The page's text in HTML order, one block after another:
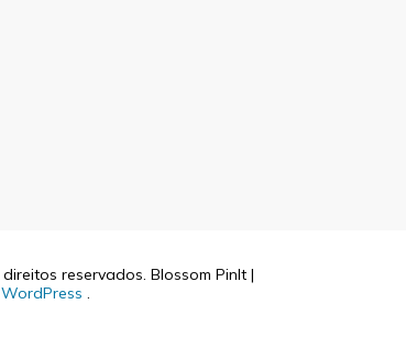
reservados. Blossom PinIt |
WordPress .